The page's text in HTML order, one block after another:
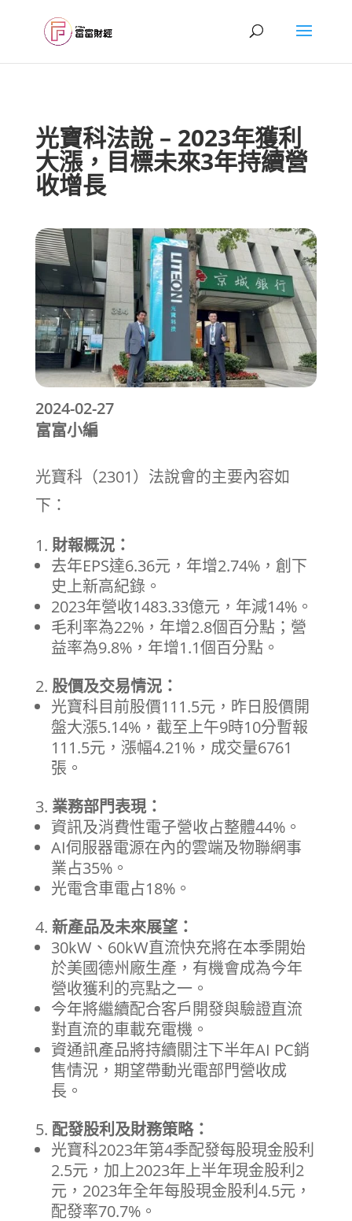
光寶科法說 – 2023年獲利
大漲，目標未來3年持續營
收增長
2024-02-27
富富小編
光寶科（2301）法說會的主要內容如
下：
財報概況：
去年EPS達6.36元，年增2.74%，創下
史上新高紀錄。
2023年營收1483.33億元，年減14%。
毛利率為22%，年增2.8個百分點；營
益率為9.8%，年增1.1個百分點。
股價及交易情況：
光寶科目前股價111.5元，昨日股價開
盤大漲5.14%，截至上午9時10分暫報
111.5元，漲幅4.21%，成交量6761
張。
業務部門表現：
資訊及消費性電子營收占整體44%。
AI伺服器電源在內的雲端及物聯網事
業占35%。
光電含車電占18%。
新產品及未來展望：
30kW、60kW直流快充將在本季開始
於美國德州廠生產，有機會成為今年
營收獲利的亮點之一。
今年將繼續配合客戶開發與驗證直流
對直流的車載充電機。
資通訊產品將持續關注下半年AI PC銷
售情況，期望帶動光電部門營收成
長。
配發股利及財務策略：
光寶科2023年第4季配發每股現金股利
2.5元，加上2023年上半年現金股利2
元，2023年全年每股現金股利4.5元，
配發率70.7%。